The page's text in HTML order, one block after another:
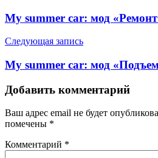
My summer car: мод
Следующая запись
My summer car: мод
Добавить комментарий
Ваш адрес email не будет
помечены *
Комментарий *